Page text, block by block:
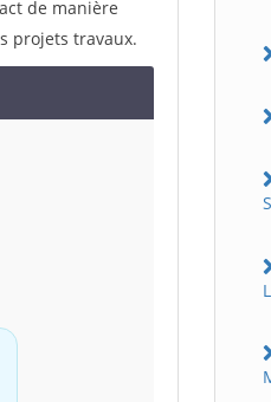
de manière
projets travaux.